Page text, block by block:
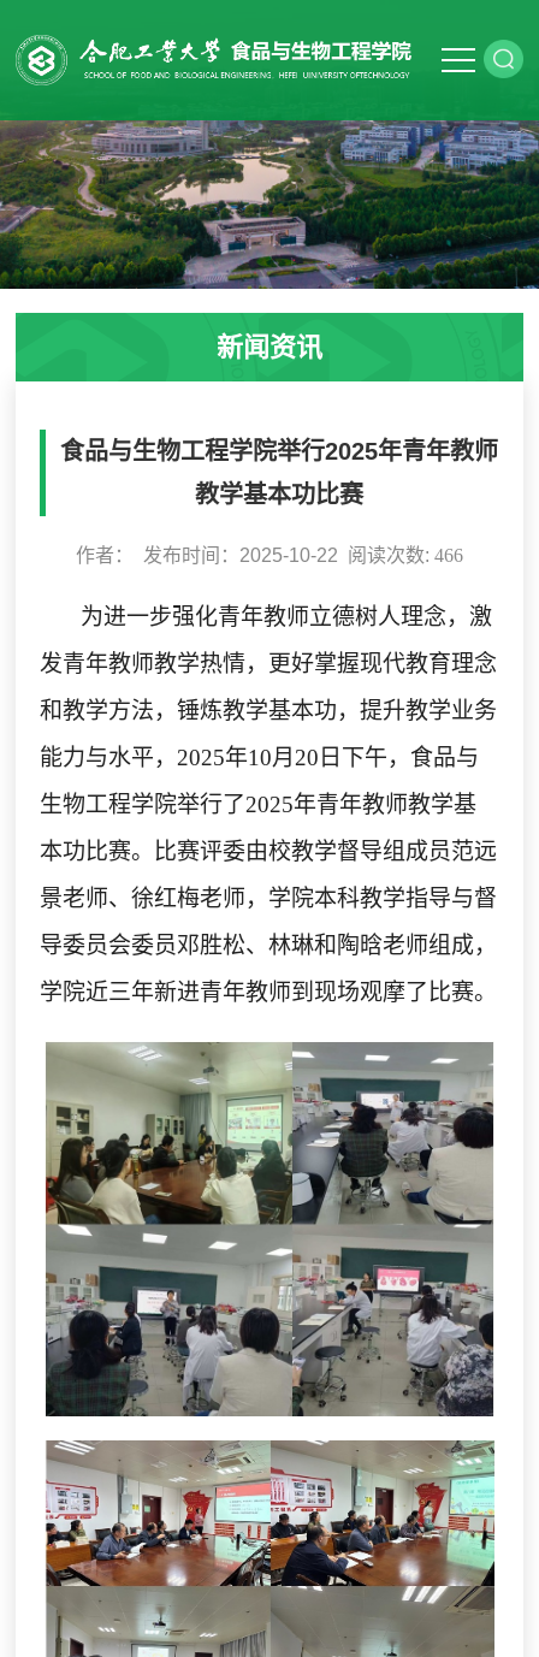
新闻资讯
食品与生物工程学院举行2025年青年教师
教学基本功比赛
作者： 发布时间：2025-10-22 阅读次数: 466
为进一步强化青年教师立德树人理念，激
发青年教师教学热情，更好掌握现代教育理念
和教学方法，锤炼教学基本功，提升教学业务
能力与水平， 2025年10月 20 日下午，食品与
生物工程学院举行了2025年青年教师教学基
本功比赛。比赛评委由校教学督导组成员范远
景老师、徐红梅老师，学院本科教学指导与督
导委员会委员邓胜松、林琳和陶晗老师组成，
学院近三年新进青年教师到现场观摩了比赛。